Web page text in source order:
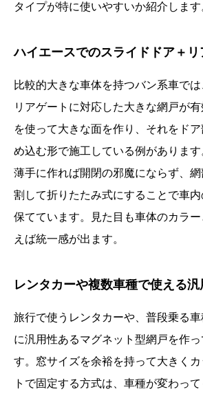
タイプが特に使いやすいか紹介します
ハイエースでのスライドドア＋
比較的大きな車体を持つバン系車で
リアゲートに対応した大きな網戸が
を使って大きな面を作り、それをド
め込む形で施工している例があります
薄手に作れば開閉の邪魔にならず、
割して折りたたみ式にすることで車
保てています。見た目も車体のカラ
えば統一感が出ます。
レンタカーや複数車種で使える
旅行で使うレンタカーや、普段乗る
に汎用性あるマグネット型網戸を作
す。窓サイズを余裕を持って大きく
トで固定する方式は、車種が変わっ